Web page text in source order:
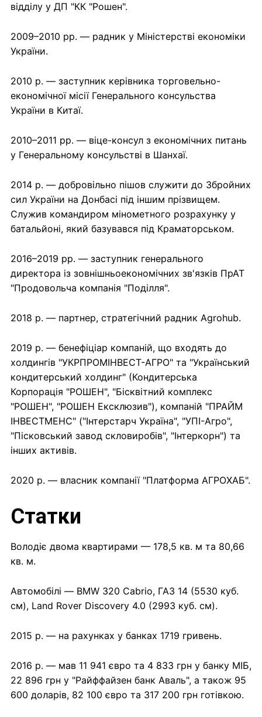
відділу у ДП "КК "Рошен".
2009–2010 рр. — радник у Міністерстві економіки
України.
2010 р. — заступник керівника торговельно-
економічної місії Генерального консульства
України в Китаї.
2010–2011 рр. — віце-консул з економічних питань
у Генеральному консульстві в Шанхаї.
2014 р. — добровільно пішов служити до Збройних
сил України на Донбасі під іншим прізвищем.
Служив командиром мінометного розрахунку у
батальйоні, який базувався під Краматорськом.
2016–2019 рр. — заступник генерального
директора із зовнішньоекономічних зв'язків ПрАТ
"Продовольча компанія "Поділля".
2018 р. — партнер, стратегічний радник Agrohub.
2019 р. — бенефіціар компаній, що входять до
холдингів "УКРПРОМІНВЕСТ-АГРО" та "Український
кондитерський холдинг" (Кондитерська
Корпорація "РОШЕН", "Бісквітний комплекс
"РОШЕН", "РОШЕН Ексклюзив"), компаній "ПРАЙМ
ІНВЕСТМЕНС" ("Інтерстарч Україна", "УПІ-Агро",
"Пісковський завод скловиробів", "Інтеркорн") та
інших активів.
2020 р. — власник компанії "Платформа АГРОХАБ".
Статки
Володіє двома квартирами — 178,5 кв. м та 80,66
кв. м.
Автомобілі — BMW 320 Cabrio, ГАЗ 14 (5530 куб.
см), Land Rover Discovery 4.0 (2993 куб. см).
2015 р. — на рахунках у банках 1719 гривень.
2016 р. — мав 11 941 євро та 4 833 грн у банку МІБ,
22 896 грн у "Райффайзен банк Аваль", а також 95
600 доларів, 82 100 євро та 317 200 грн готівкою.